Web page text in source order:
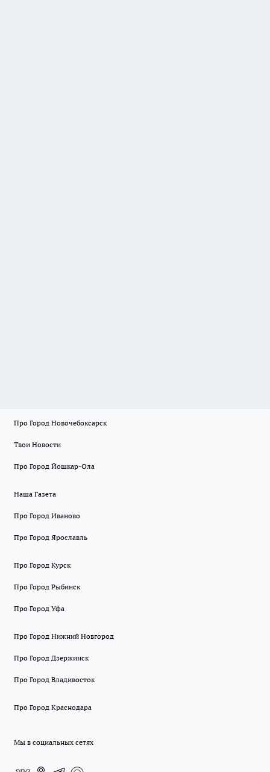
Про Город Новочебоксарск
Твои Новости
Про Город Йошкар-Ола
Наша Газета
Про Город Иваново
Про Город Ярославль
Про Город Курск
Про Город Рыбинск
Про Город Уфа
Про Город Нижний Новгород
Про Город Дзержинск
Про Город Владивосток
Про Город Краснодара
Мы в социальных сетях